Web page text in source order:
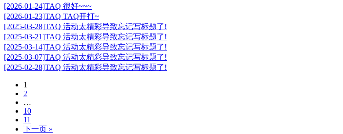
[2026-01-24]TAQ 很好~~~
[2026-01-23]TAQ TAQ开打~
[2025-03-28]TAQ 活动太精彩导致忘记写标题了!
[2025-03-21]TAQ 活动太精彩导致忘记写标题了!
[2025-03-14]TAQ 活动太精彩导致忘记写标题了!
[2025-03-07]TAQ 活动太精彩导致忘记写标题了!
[2025-02-28]TAQ 活动太精彩导致忘记写标题了!
1
2
…
10
11
下一页 »